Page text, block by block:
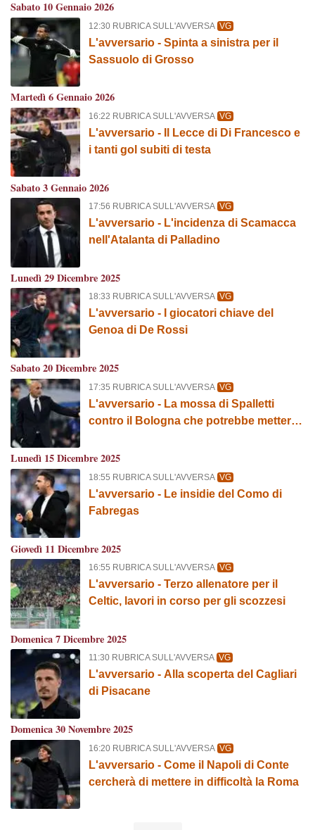
Sabato 10 Gennaio 2026
12:30 RUBRICA SULL'AVVERSA VG
L'avversario - Spinta a sinistra per il
Sassuolo di Grosso
Martedì 6 Gennaio 2026
16:22 RUBRICA SULL'AVVERSA VG
L'avversario - Il Lecce di Di Francesco e
i tanti gol subiti di testa
Sabato 3 Gennaio 2026
17:56 RUBRICA SULL'AVVERSA VG
L'avversario - L'incidenza di Scamacca
nell'Atalanta di Palladino
Lunedì 29 Dicembre 2025
18:33 RUBRICA SULL'AVVERSA VG
L'avversario - I giocatori chiave del
Genoa di De Rossi
Sabato 20 Dicembre 2025
17:35 RUBRICA SULL'AVVERSA VG
L'avversario - La mossa di Spalletti
contro il Bologna che potrebbe mettere
Lunedì 15 Dicembre 2025
18:55 RUBRICA SULL'AVVERSA VG
L'avversario - Le insidie del Como di
Fabregas
Giovedì 11 Dicembre 2025
16:55 RUBRICA SULL'AVVERSA VG
L'avversario - Terzo allenatore per il
Celtic, lavori in corso per gli scozzesi
Domenica 7 Dicembre 2025
11:30 RUBRICA SULL'AVVERSA VG
L'avversario - Alla scoperta del Cagliari
di Pisacane
Domenica 30 Novembre 2025
16:20 RUBRICA SULL'AVVERSA VG
L'avversario - Come il Napoli di Conte
cercherà di mettere in difficoltà la Roma